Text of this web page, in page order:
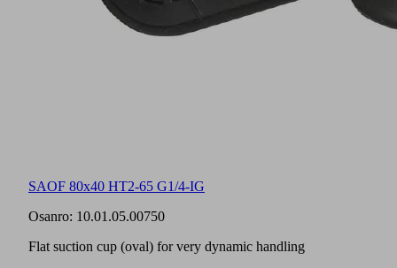
SAOF 80x40 HT2-65 G1/4-IG
Osanro: 10.01.05.00750
Flat suction cup (oval) for very dynamic handling